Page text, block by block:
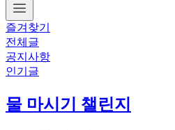
즐겨찾기
전체글
공지사항
인기글
물 마시기 챌린지